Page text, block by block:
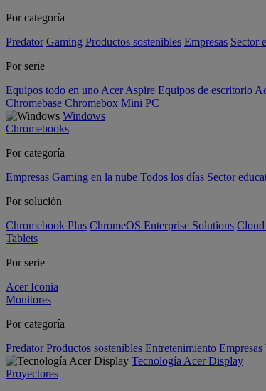
Por categoría
Predator Gaming Productos sostenibles Empresas Sector
Por serie
Equipos todo en uno Acer Aspire Equipos de escritorio
Chromebase Chromebox Mini PC
Windows
Chromebooks
Por categoría
Empresas Gaming en la nube Todos los días Sector
Por solución
Chromebook Plus ChromeOS Enterprise Solutions
Tablets
Por serie
Acer Iconia
Monitores
Por categoría
Predator Productos sostenibles Entretenimiento Empresas
Tecnología Acer Display
Proyectores